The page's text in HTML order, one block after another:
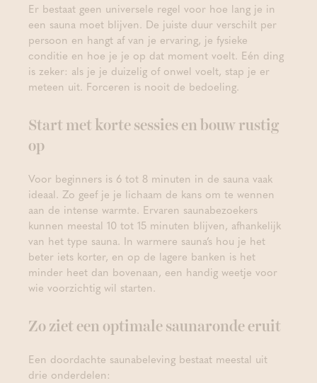
Er bestaat geen universele regel voor hoe lang je in
een sauna moet blijven. De juiste duur verschilt per
persoon en hangt af van je ervaring, je fysieke
conditie en hoe je je op dat moment voelt. Eén ding
is zeker: als je je duizelig of onwel voelt, stap je er
meteen uit. Forceren is nooit de bedoeling.
Start met korte sessies en bouw rustig
op
Voor beginners is 6 tot 8 minuten in de sauna vaak
ideaal. Zo geef je je lichaam de kans om te wennen
aan de intense warmte. Ervaren saunabezoekers
kunnen meestal 10 tot 15 minuten blijven, afhankelijk
van het type sauna. In warmere sauna’s hou je het
beter iets korter, en op de lagere banken is het
minder heet dan bovenaan, een handig weetje voor
wie voorzichtig wil starten.
Zo ziet een optimale saunaronde eruit
Een doordachte saunabeleving bestaat meestal uit
drie onderdelen: